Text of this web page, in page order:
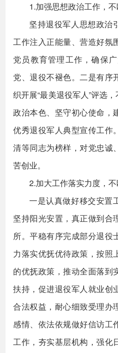
1.加强思想政治工作，
坚持退役军人思想政治
工作注入正能量、营造好氛
党员教育管理工作，确保
党、退役不褪色。二是有序
织开展“最美退役军人”评选
政治本色、坚守初心使命，
优秀退役军人典型宣传工作
清等同志为榜样，对党忠诚
苦创业。
2.加大工作落实力度，
一是认真做好移交安置
坚持阳光安置，真正做到合
所。平稳有序完成部分退役
力落实优抚优待政策，按照
的优抚政策，推动全面落到
扶持，促进退役军人就业创
合法权益，耐心细致受理办
感情、依法依规做好信访工
工作，夯实基层机构，强化